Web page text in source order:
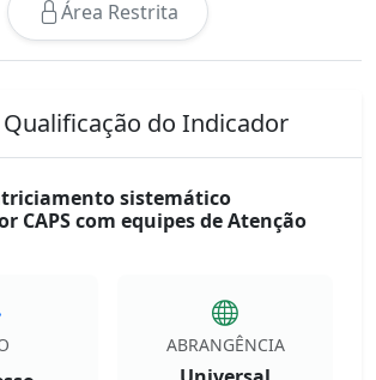
Área Restrita
Qualificação do Indicador
sistemático
CAPS com equipes de Atenção
ABRANGÊNCIA